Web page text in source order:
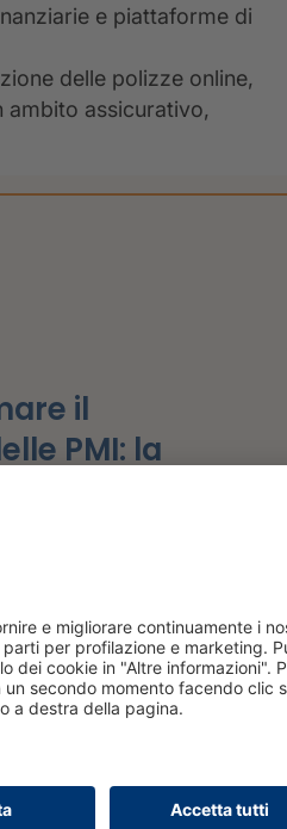
e piattaforme di
delle polizze online,
ambito assicurativo,
il
PMI: la